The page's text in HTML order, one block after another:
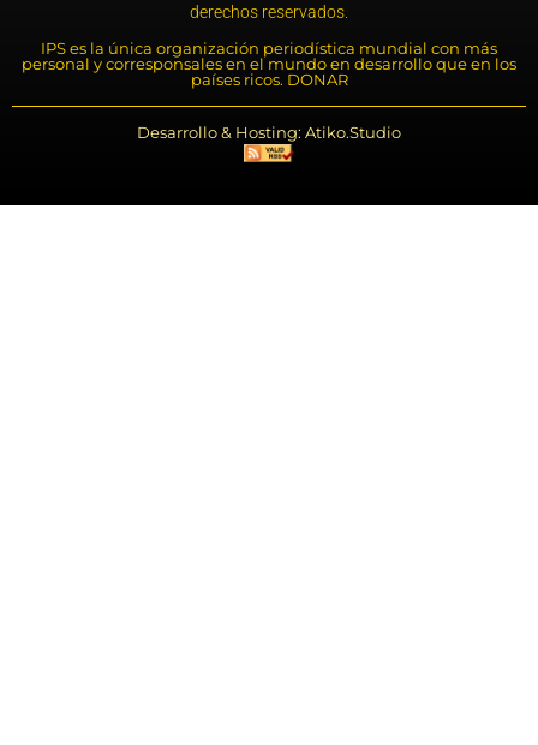
derechos reservados.
IPS es la única organización periodística mundial con más
personal y corresponsales en el mundo en desarrollo que en los
países ricos. DONAR
Desarrollo & Hosting: Atiko.Studio